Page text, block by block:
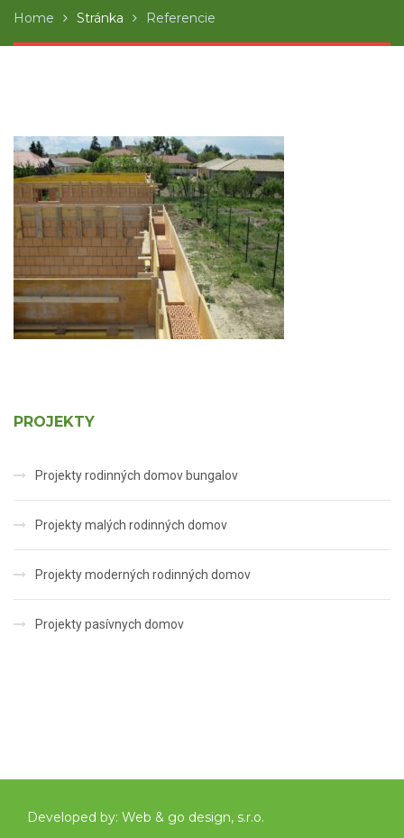
Home Stránka Referencie
PROJEKTY
Projekty rodinných domov bungalov
Projekty malých rodinných domov
Projekty moderných rodinných domov
Projekty pasívnych domov
Developed by: Web & go design, s.r.o.